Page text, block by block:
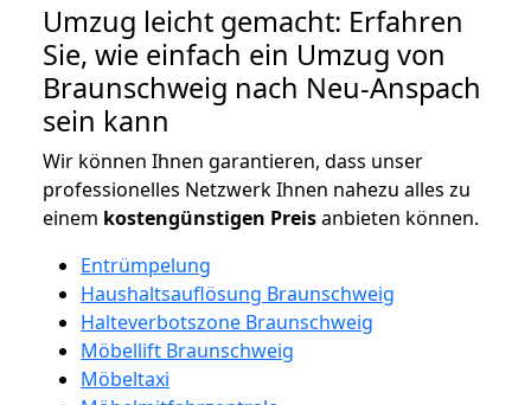
Umzug leicht gemacht: Erfahren
Sie, wie einfach ein Umzug von
Braunschweig nach Neu-Anspach
sein kann
Wir können Ihnen garantieren, dass unser
professionelles Netzwerk Ihnen nahezu alles zu
einem kostengünstigen Preisanbieten können.
Entrümpelung
Haushaltsauflösung Braunschweig
Halteverbotszone Braunschweig
Möbellift Braunschweig
Möbeltaxi